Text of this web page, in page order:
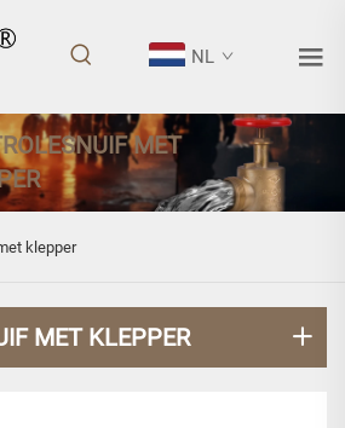
NL
MET
klepper
MET KLEPPER